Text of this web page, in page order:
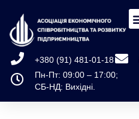
+380 (91) 481-01-18
Пн-Пт: 09:00 – 17:00;
СБ-НД: Вихідні.